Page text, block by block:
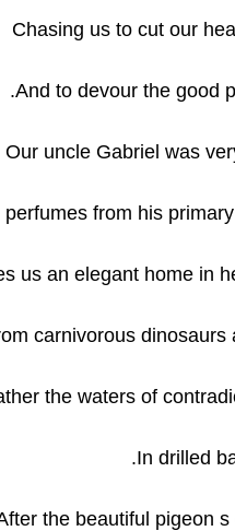
Chasing us to cut our
And to devour the good
Our uncle Gabriel was
from his
us an elegant home in
carnivorous dinosaurs
the waters of
In drilled
the beautiful pigeon s